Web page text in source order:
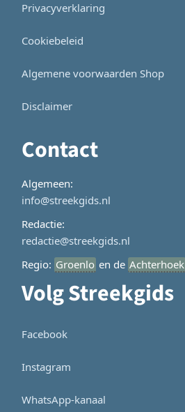
Privacyverklaring
Cookiebeleid
Algemene voorwaarden Shop
Disclaimer
Contact
Algemeen:
info@streekgids.nl
Redactie:
redactie@streekgids.nl
Regio: Groenlo en de Achterhoek
Volg Streekgids
Facebook
Instagram
WhatsApp-kanaal